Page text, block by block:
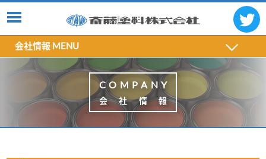
会社情報 MENU
COMPANY
会社情報